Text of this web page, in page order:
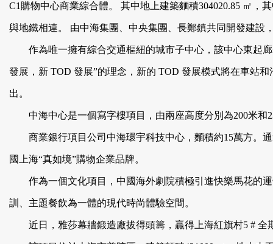
C1購物中心商業綜合體。 其中地上建築麵積304020.85 ㎡，其
與地鐵相連。 由中海集團、中央集團、長鄭鎮共同開發建設
作為唯一擁有綜合交通樞紐的城市子中心，該中心東起廊
發展，新 TOD 發展”的理念，新的 TOD 發展模式將在車
出。
中海中心是一個寫字樓項目，由兩座高度分別為200米和
商業銀行項目公司中海環宇科技中心，麵積約15萬方。
國上海“真如境”購物企業品牌。
作為一個文化項目，中國海外劇院積極引進快樂馬花的運營團
訓、主題餐飲為一體的現代時尚體驗空間。
近日，雅莎幕牆鍛造廠拔得頭籌，贏得上海紅旗村5 # 全